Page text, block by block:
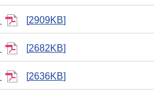
2909KB
2682KB
2636KB